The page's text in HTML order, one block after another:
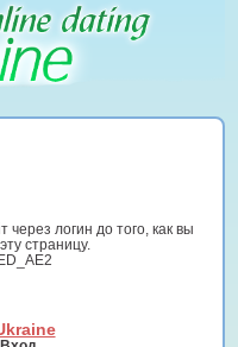
через логин до того, как вы
страницу.